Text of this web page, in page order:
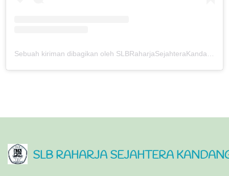
Sebuah kiriman dibagikan oleh SLBRaharjaSejahteraKandangan (@slbkandangan_kdr)
SLB RAHARJA SEJAHTERA